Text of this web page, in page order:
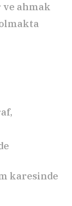
ahmak
karesinde